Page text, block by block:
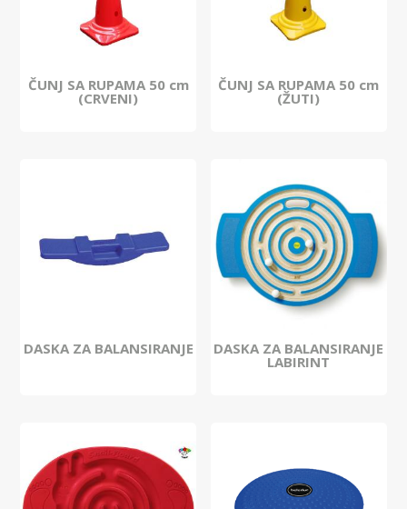
ČUNJ SA RUPAMA 50 cm
(CRVENI)
ČUNJ SA RUPAMA 50 cm
(ŽUTI)
DASKA ZA BALANSIRANJE DASKA ZA BALANSIRANJE
LABIRINT